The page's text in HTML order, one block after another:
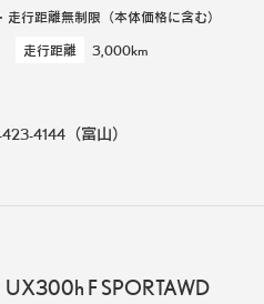
行距離無制限（本体価格に含む）
走行距離 3,000km
4144（富山）
UX300h F SPORTAWD